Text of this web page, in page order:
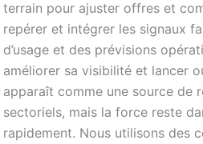
terrain pour ajuster offres et
repérer et intégrer les signaux
d’usage et des prévisions
améliorer sa visibilité et lancer
apparaît comme une source de
sectoriels, mais la force reste
rapidement. Nous utilisons des